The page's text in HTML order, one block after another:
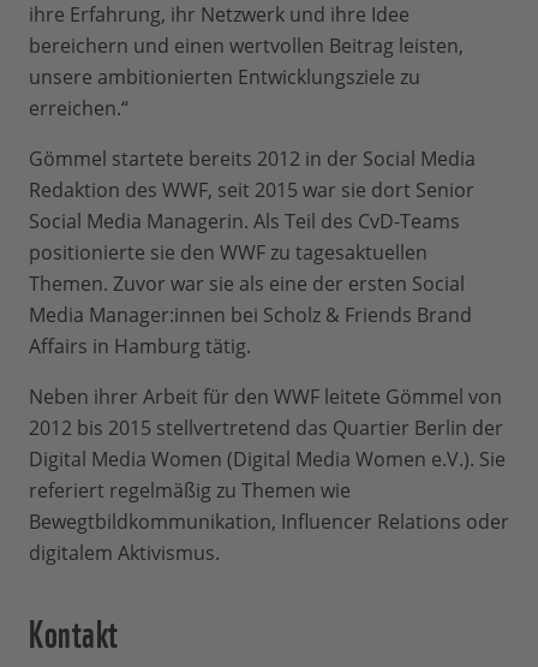
ihre Erfahrung, ihr Netzwerk und ihre Idee
bereichern und einen wertvollen Beitrag leisten,
unsere ambitionierten Entwicklungsziele zu
erreichen.“
Gömmel startete bereits 2012 in der Social Media
Redaktion des WWF, seit 2015 war sie dort Senior
Social Media Managerin. Als Teil des CvD-Teams
positionierte sie den WWF zu tagesaktuellen
Themen. Zuvor war sie als eine der ersten Social
Media Manager:innen bei Scholz & Friends Brand
Affairs in Hamburg tätig.
Neben ihrer Arbeit für den WWF leitete Gömmel von
2012 bis 2015 stellvertretend das Quartier Berlin der
Digital Media Women (Digital Media Women e.V.). Sie
referiert regelmäßig zu Themen wie
Bewegtbildkommunikation, Influencer Relations oder
digitalem Aktivismus.
Kontakt